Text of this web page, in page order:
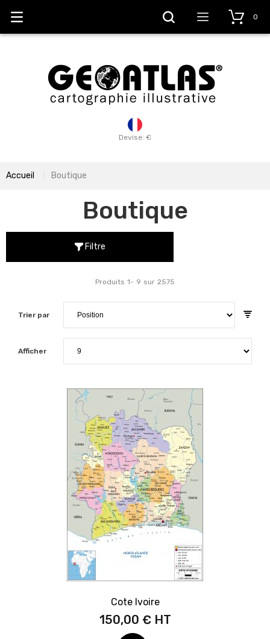
Devise: €
0
Accueil Boutique
Boutique
Filtre
Trier par
Produits 1- 9 sur 2575
Afficher
Cote Ivoire
150,00 €